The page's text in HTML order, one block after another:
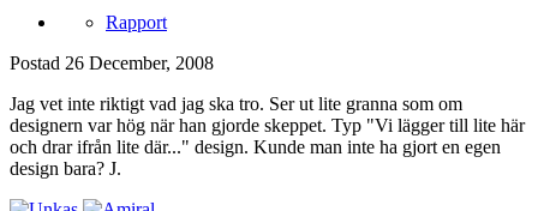
Rapport
Postad 26 December, 2008
Jag vet inte riktigt vad jag ska tro. Ser ut lite granna som om
designern var hög när han gjorde skeppet. Typ "Vi lägger till lite här
och drar ifrån lite där..." design. Kunde man inte ha gjort en egen
design bara? J.